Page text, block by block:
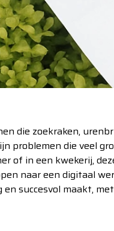
die zoekraken,
problemen die veel
of in een kwekerij,
naar een digitaal
succesvol maakt,